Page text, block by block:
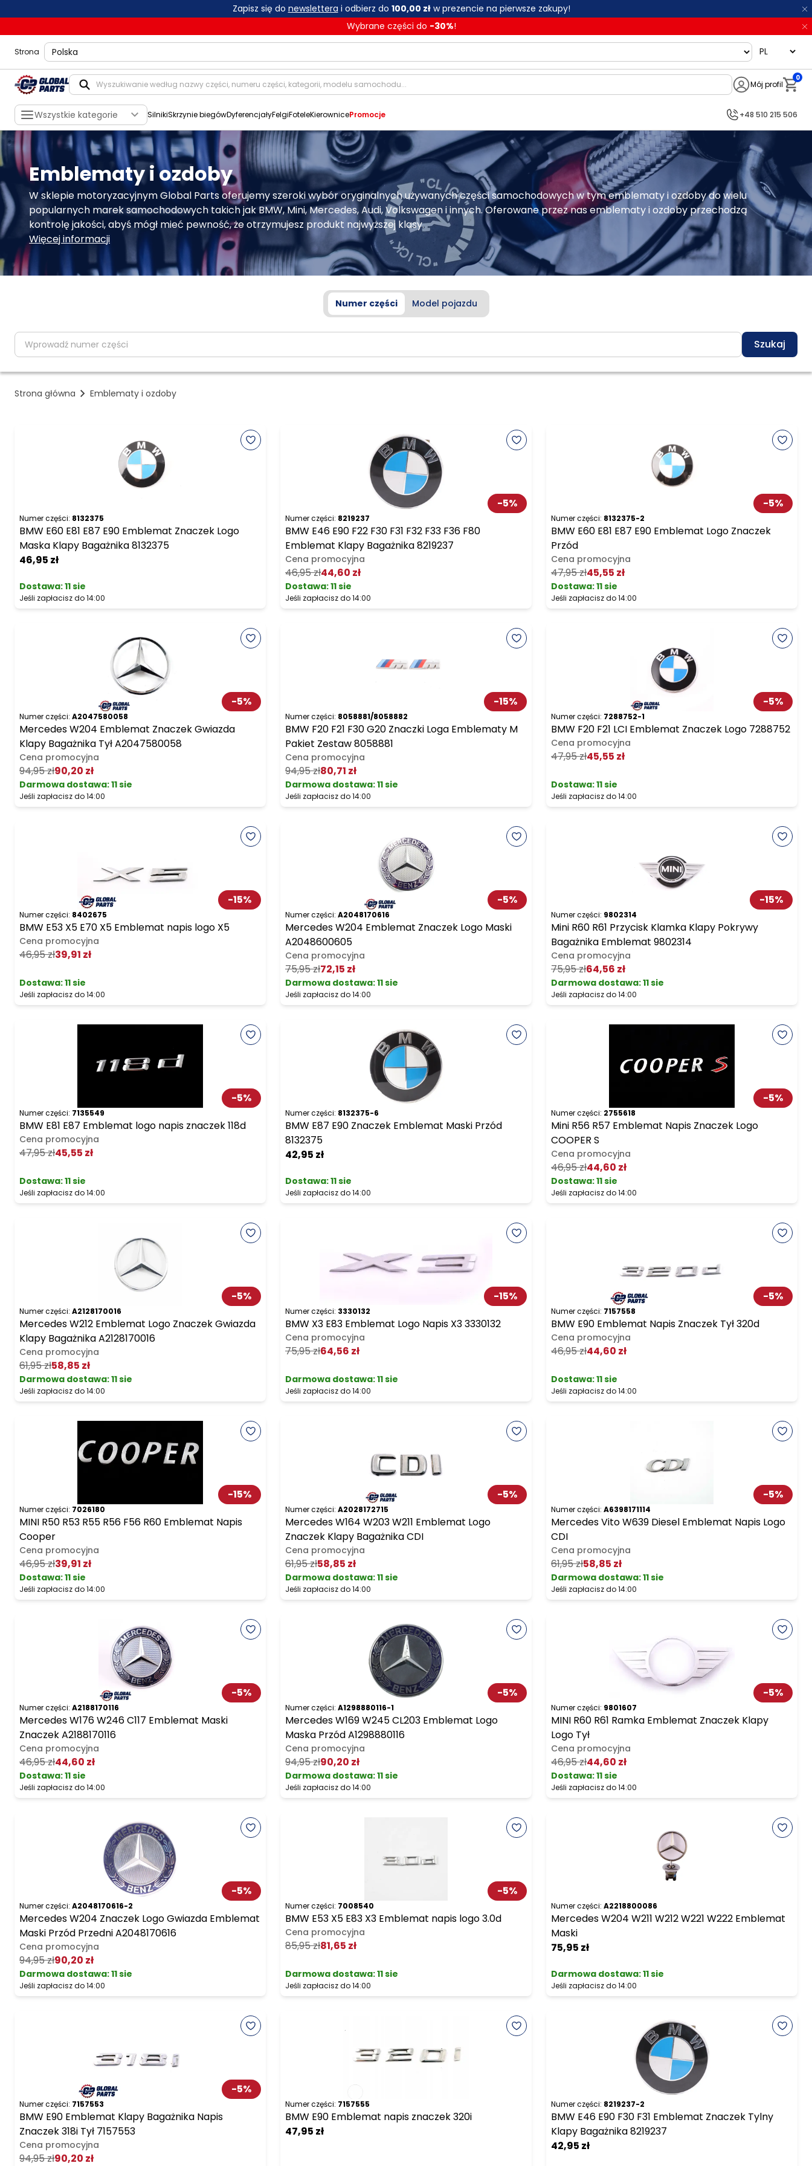
Zapisz się do newslettera i odbierz do 100,00 złw prezencie na pierwsze zakupy!
Wybrane części do -30%!
Strona shippingLocation language
Mój profil
0
Wszystkie kategorie SilnikiSkrzynie biegówDyferencjałyFelgiFoteleKierownicePromocje +48 510 215 506
Emblematy i ozdoby
W sklepie motoryzacyjnym Global Parts oferujemy szeroki wybór oryginalnych używanych części samochodowych w tym emblematy i ozdoby do wielu
popularnych marek samochodowych takich jak BMW, Mini, Mercedes, Audi, Volkswagen i innych. Oferowane przez nas emblematy i ozdoby przechodzą
kontrolę jakości, abyś mógł mieć pewność, że otrzymujesz produkt najwyższej klasy.
Więcej informacji
Numer części Model pojazdu
partNumber Szukaj
Strona główna Emblematy i ozdoby
Numer części: 8132375
BMW E60 E81 E87 E90 Emblemat Znaczek Logo
Maska Klapy Bagażnika 8132375
46,95 zł
Dostawa:11 sie
Jeśli zapłacisz do 14:00
-5%
Numer części: 8219237
BMW E46 E90 F22 F30 F31 F32 F33 F36 F80
Emblemat Klapy Bagażnika 8219237
Cena promocyjna
46,95 zł44,60 zł
Dostawa:11 sie
Jeśli zapłacisz do 14:00
-5%
Numer części: 8132375-2
BMW E60 E81 E87 E90 Emblemat Logo Znaczek
Przód
Cena promocyjna
47,95 zł45,55 zł
Dostawa:11 sie
Jeśli zapłacisz do 14:00
-5%
Numer części: A2047580058
Mercedes W204 Emblemat Znaczek Gwiazda
Klapy Bagażnika Tył A2047580058
Cena promocyjna
94,95 zł90,20 zł
Darmowa dostawa:11 sie
Jeśli zapłacisz do 14:00
-15%
Numer części: 8058881/8058882
BMW F20 F21 F30 G20 Znaczki Loga Emblematy M
Pakiet Zestaw 8058881
Cena promocyjna
94,95 zł80,71 zł
Darmowa dostawa:11 sie
Jeśli zapłacisz do 14:00
-5%
Numer części: 7288752-1
BMW F20 F21 LCI Emblemat Znaczek Logo 7288752
Cena promocyjna
47,95 zł45,55 zł
Dostawa:11 sie
Jeśli zapłacisz do 14:00
-15%
Numer części: 8402675
BMW E53 X5 E70 X5 Emblemat napis logo X5
Cena promocyjna
46,95 zł39,91 zł
Dostawa:11 sie
Jeśli zapłacisz do 14:00
-5%
Numer części: A2048170616
Mercedes W204 Emblemat Znaczek Logo Maski
A2048600605
Cena promocyjna
75,95 zł72,15 zł
Darmowa dostawa:11 sie
Jeśli zapłacisz do 14:00
-15%
Numer części: 9802314
Mini R60 R61 Przycisk Klamka Klapy Pokrywy
Bagażnika Emblemat 9802314
Cena promocyjna
75,95 zł64,56 zł
Darmowa dostawa:11 sie
Jeśli zapłacisz do 14:00
-5%
Numer części: 7135549
BMW E81 E87 Emblemat logo napis znaczek 118d
Cena promocyjna
47,95 zł45,55 zł
Dostawa:11 sie
Jeśli zapłacisz do 14:00
Numer części: 8132375-6
BMW E87 E90 Znaczek Emblemat Maski Przód
8132375
42,95 zł
Dostawa:11 sie
Jeśli zapłacisz do 14:00
-5%
Numer części: 2755618
Mini R56 R57 Emblemat Napis Znaczek Logo
COOPER S
Cena promocyjna
46,95 zł44,60 zł
Dostawa:11 sie
Jeśli zapłacisz do 14:00
-5%
Numer części: A2128170016
Mercedes W212 Emblemat Logo Znaczek Gwiazda
Klapy Bagażnika A2128170016
Cena promocyjna
61,95 zł58,85 zł
Darmowa dostawa:11 sie
Jeśli zapłacisz do 14:00
-15%
Numer części: 3330132
BMW X3 E83 Emblemat Logo Napis X3 3330132
Cena promocyjna
75,95 zł64,56 zł
Darmowa dostawa:11 sie
Jeśli zapłacisz do 14:00
-5%
Numer części: 7157558
BMW E90 Emblemat Napis Znaczek Tył 320d
Cena promocyjna
46,95 zł44,60 zł
Dostawa:11 sie
Jeśli zapłacisz do 14:00
-15%
Numer części: 7026180
MINI R50 R53 R55 R56 F56 R60 Emblemat Napis
Cooper
Cena promocyjna
46,95 zł39,91 zł
Dostawa:11 sie
Jeśli zapłacisz do 14:00
-5%
Numer części: A2028172715
Mercedes W164 W203 W211 Emblemat Logo
Znaczek Klapy Bagażnika CDI
Cena promocyjna
61,95 zł58,85 zł
Darmowa dostawa:11 sie
Jeśli zapłacisz do 14:00
-5%
Numer części: A6398171114
Mercedes Vito W639 Diesel Emblemat Napis Logo
CDI
Cena promocyjna
61,95 zł58,85 zł
Darmowa dostawa:11 sie
Jeśli zapłacisz do 14:00
-5%
Numer części: A2188170116
Mercedes W176 W246 C117 Emblemat Maski
Znaczek A2188170116
Cena promocyjna
46,95 zł44,60 zł
Dostawa:11 sie
Jeśli zapłacisz do 14:00
-5%
Numer części: A1298880116-1
Mercedes W169 W245 CL203 Emblemat Logo
Maska Przód A1298880116
Cena promocyjna
94,95 zł90,20 zł
Darmowa dostawa:11 sie
Jeśli zapłacisz do 14:00
-5%
Numer części: 9801607
MINI R60 R61 Ramka Emblemat Znaczek Klapy
Logo Tył
Cena promocyjna
46,95 zł44,60 zł
Dostawa:11 sie
Jeśli zapłacisz do 14:00
-5%
Numer części: A2048170616-2
Mercedes W204 Znaczek Logo Gwiazda Emblemat
Maski Przód Przedni A2048170616
Cena promocyjna
94,95 zł90,20 zł
Darmowa dostawa:11 sie
Jeśli zapłacisz do 14:00
-5%
Numer części: 7008540
BMW E53 X5 E83 X3 Emblemat napis logo 3.0d
Cena promocyjna
85,95 zł81,65 zł
Darmowa dostawa:11 sie
Jeśli zapłacisz do 14:00
Numer części: A2218800086
Mercedes W204 W211 W212 W221 W222 Emblemat
Maski
75,95 zł
Darmowa dostawa:11 sie
Jeśli zapłacisz do 14:00
-5%
Numer części: 7157553
BMW E90 Emblemat Klapy Bagażnika Napis
Znaczek 318i Tył 7157553
Cena promocyjna
94,95 zł90,20 zł
Numer części: 7157555
BMW E90 Emblemat napis znaczek 320i
47,95 zł
Numer części: 8219237-2
BMW E46 E90 F30 F31 Emblemat Znaczek Tylny
Klapy Bagażnika 8219237
42,95 zł